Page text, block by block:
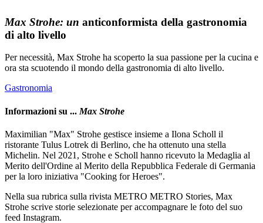
Max Strohe: un anticonformista della gastronomia
di alto livello
Per necessità, Max Strohe ha scoperto la sua passione per la cucina e
ora sta scuotendo il mondo della gastronomia di alto livello.
Gastronomia
Informazioni su ... Max Strohe
Maximilian "Max" Strohe gestisce insieme a Ilona Scholl il
ristorante Tulus Lotrek di Berlino, che ha ottenuto una stella
Michelin. Nel 2021, Strohe e Scholl hanno ricevuto la Medaglia al
Merito dell'Ordine al Merito della Repubblica Federale di Germania
per la loro iniziativa "Cooking for Heroes".
Nella sua rubrica sulla rivista METRO METRO Stories, Max
Strohe scrive storie selezionate per accompagnare le foto del suo
feed Instagram.